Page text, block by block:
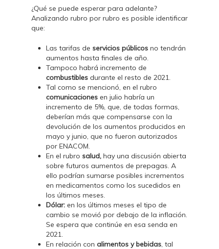
¿Qué se puede esperar para adelante?
Analizando rubro por rubro es posible identificar
que:
Las tarifas de servicios públicos no tendrán
aumentos hasta finales de año.
Tampoco habrá incremento de
combustibles durante el resto de 2021.
Tal como se mencionó, en el rubro
comunicaciones en julio habría un
incremento de 5%, que, de todas formas,
deberían más que compensarse con la
devolución de los aumentos producidos en
mayo y junio, que no fueron autorizados
por ENACOM.
En el rubro salud, hay una discusión abierta
sobre futuros aumentos de prepagas. A
ello podrían sumarse posibles incrementos
en medicamentos como los sucedidos en
los últimos meses.
Dólar: en los últimos meses el tipo de
cambio se movió por debajo de la inflación.
Se espera que continúe en esa senda en
2021.
En relación con alimentos y bebidas, tal